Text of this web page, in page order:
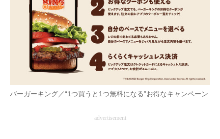
バーガーキング／“1つ買うと1つ無料になる”お得なキャンペーン
advertisement